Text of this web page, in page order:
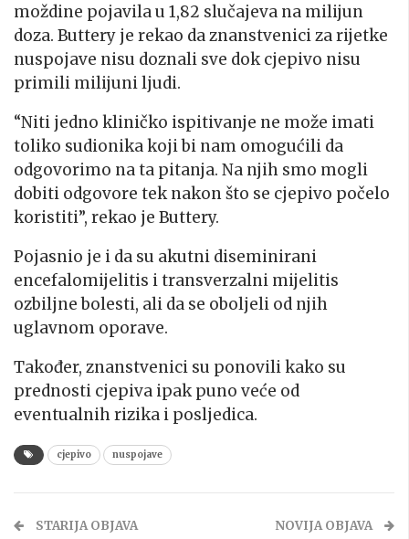
moždine pojavila u 1,82 slučajeva na milijun
doza. Buttery je rekao da znanstvenici za rijetke
nuspojave nisu doznali sve dok cjepivo nisu
primili milijuni ljudi.
“Niti jedno kliničko ispitivanje ne može imati
toliko sudionika koji bi nam omogućili da
odgovorimo na ta pitanja. Na njih smo mogli
dobiti odgovore tek nakon što se cjepivo počelo
koristiti”, rekao je Buttery.
Pojasnio je i da su akutni diseminirani
encefalomijelitis i transverzalni mijelitis
ozbiljne bolesti, ali da se oboljeli od njih
uglavnom oporave.
Također, znanstvenici su ponovili kako su
prednosti cjepiva ipak puno veće od
eventualnih rizika i posljedica.
cjepivo nuspojave
STARIJA OBJAVA NOVIJA OBJAVA